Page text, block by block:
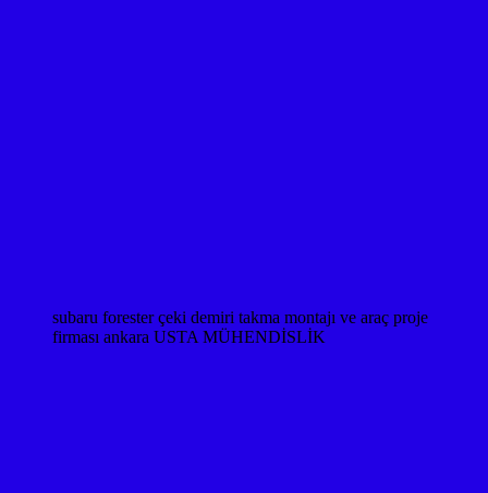
subaru forester çeki demiri takma montajı ve araç proje
firması ankara USTA MÜHENDİSLİK